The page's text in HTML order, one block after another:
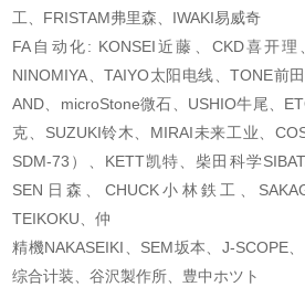
工、FRISTAM弗里森、IWAKI易威奇
FA自动化: KONSEI近藤、CKD喜开
NINOMIYA、TAIYO太阳电线、TONE前
AND、microStone微石、USHIO牛尾、
克、 SUZUKI铃木、MIRAI未来工业、
SDM-73）、KETT凯特、柴田科学
SEN日森、CHUCK小林鉄工、
TEIKOKU、仲
精機NAKASEIKI、SEM坂本、J-SCOPE
综合计装、谷沢製作所、豊中ホツト